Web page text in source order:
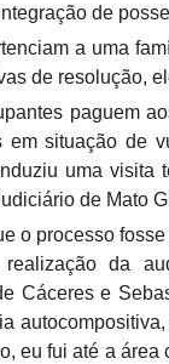
de
a uma
de resolução,
paguem
em situação de
uma
de Mato
o processo
da
Cáceres e
eu fui até a